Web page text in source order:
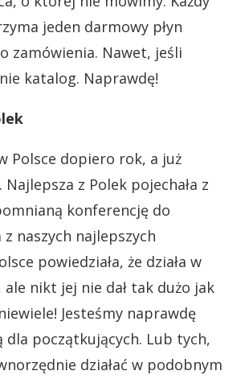
jeden darmowy płyn
zamówienia. Nawet, jeśli
katalog. Naprawdę!
Polsce dopiero rok, a już
z Polek pojechała z
konferencję do
z naszych najlepszych
powiedziała, że działa w
ale nikt jej nie dał tak dużo jak
Jesteśmy naprawdę
dla początkujących. Lub tych,
działać w podobnym